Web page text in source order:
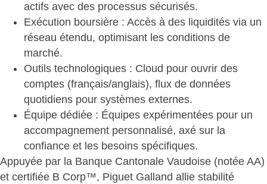
actifs avec des processus sécurisés.
Exécution boursière : Accès à des liquidités via un
réseau étendu, optimisant les conditions de
marché.
Outils technologiques : Cloud pour ouvrir des
comptes (français/anglais), flux de données
quotidiens pour systèmes externes.
Équipe dédiée : Équipes expérimentées pour un
accompagnement personnalisé, axé sur la
confiance et les besoins spécifiques.
Appuyée par la Banque Cantonale Vaudoise (notée AA)
et certifiée B Corp™, Piguet Galland allie stabilité